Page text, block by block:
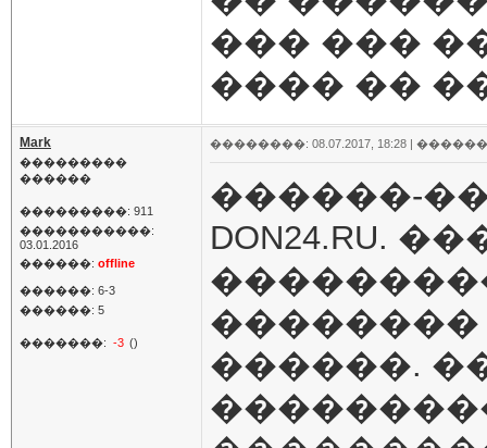
��� ���
���� ��
Mark
���������
������
���������: 911
�����������:
03.01.2016
������: offline
������: 6-3
������: 5
�������: -3 ()
��������: 08.07.2017, 18:28 |
������-��-
DON24.RU.
������.